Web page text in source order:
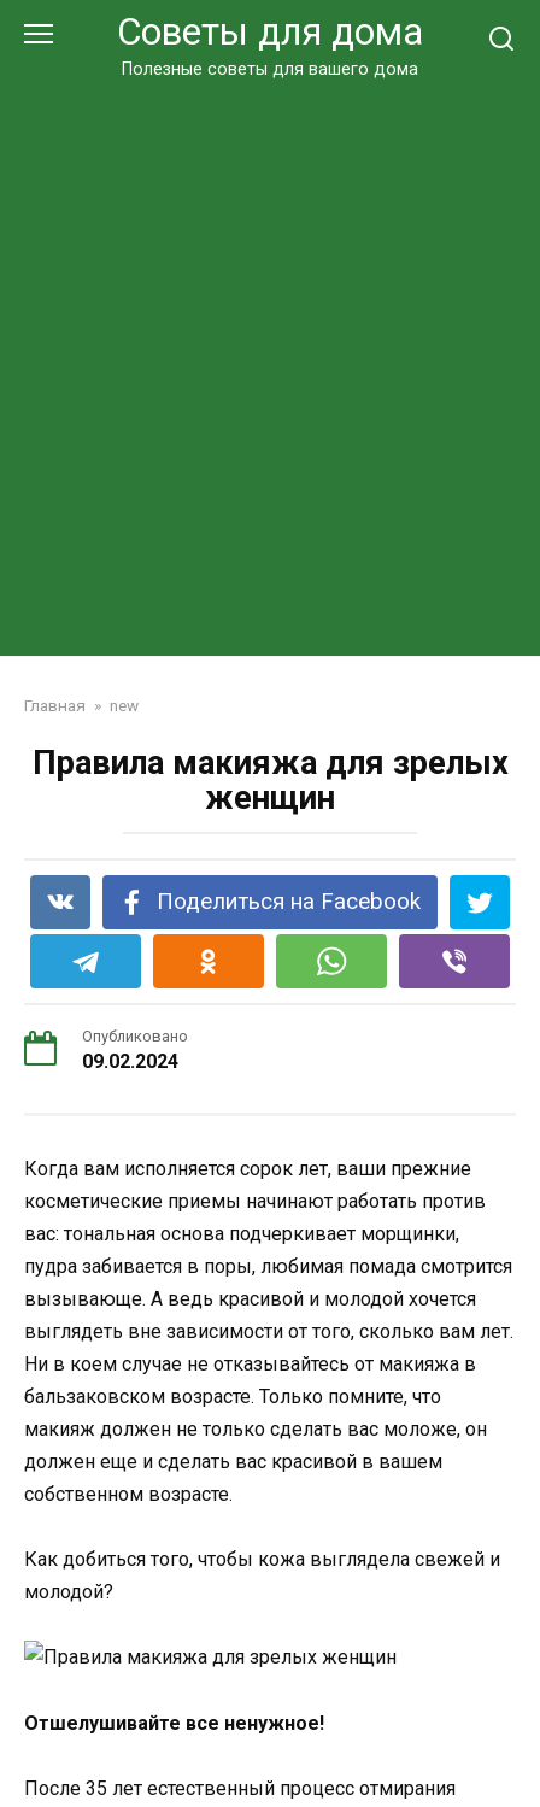
Советы для дома
Полезные советы для вашего дома
Главная » new
Правила макияжа для зрелых
женщин
Поделиться на Facebook
Опубликовано
09.02.2024
Когда вам исполняется сорок лет, ваши прежние
косметические приемы начинают работать против
вас: тональная основа подчеркивает морщинки,
пудра забивается в поры, любимая помада смотрится
вызывающе. А ведь красивой и молодой хочется
выглядеть вне зависимости от того, сколько вам лет.
Ни в коем случае не отказывайтесь от макияжа в
бальзаковском возрасте. Только помните, что
макияж должен не только сделать вас моложе, он
должен еще и сделать вас красивой в вашем
собственном возрасте.
Как добиться того, чтобы кожа выглядела свежей и
молодой?
Отшелушивайте все ненужное!
После 35 лет естественный процесс отмирания